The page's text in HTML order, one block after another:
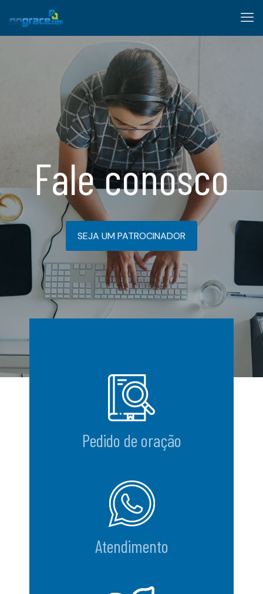
Fale conosco
SEJA UM PATROCINADOR
Pedido de oração
Atendimento